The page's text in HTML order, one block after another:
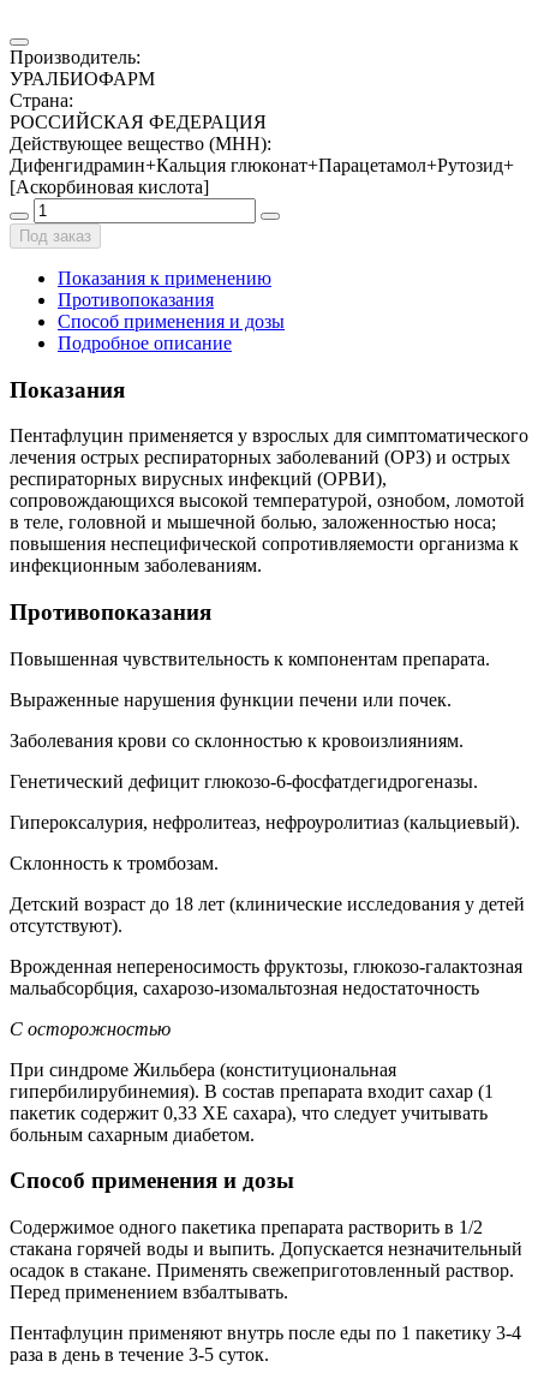
Производитель:
УРАЛБИОФАРМ
Страна:
РОССИЙСКАЯ ФЕДЕРАЦИЯ
Действующее вещество (МНН):
Дифенгидрамин+Кальция глюконат+Парацетамол+Рутозид+
[Аскорбиновая кислота]
Под заказ
Показания к применению
Противопоказания
Способ применения и дозы
Подробное описание
Показания
Пентафлуцин применяется у взрослых для симптоматического
лечения острых респираторных заболеваний (ОРЗ) и острых
респираторных вирусных инфекций (ОРВИ),
сопровождающихся высокой температурой, ознобом, ломотой
в теле, головной и мышечной болью, заложенностью носа;
повышения неспецифической сопротивляемости организма к
инфекционным заболеваниям.
Противопоказания
Повышенная чувствительность к компонентам препарата.
Выраженные нарушения функции печени или почек.
Заболевания крови со склонностью к кровоизлияниям.
Генетический дефицит глюкозо-6-фосфатдегидрогеназы.
Гипероксалурия, нефролитеаз, нефроуролитиаз (кальциевый).
Склонность к тромбозам.
Детский возраст до 18 лет (клинические исследования у детей
отсутствуют).
Врожденная непереносимость фруктозы, глюкозо-галактозная
мальабсорбция, сахарозо-изомальтозная недостаточность
С осторожностью
При синдроме Жильбера (конституциональная
гипербилирубинемия). В состав препарата входит сахар (1
пакетик содержит 0,33 ХЕ сахара), что следует учитывать
больным сахарным диабетом.
Способ применения и дозы
Содержимое одного пакетика препарата растворить в 1/2
стакана горячей воды и выпить. Допускается незначительный
осадок в стакане. Применять свежеприготовленный раствор.
Перед применением взбалтывать.
Пентафлуцин применяют внутрь после еды по 1 пакетику 3-4
раза в день в течение 3-5 суток.